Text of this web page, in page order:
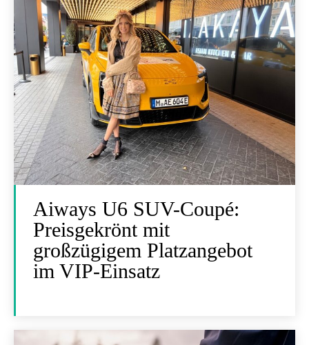
Aiways U6 SUV-Coupé:
Preisgekrönt mit
großzügigem Platzangebot
im VIP-Einsatz